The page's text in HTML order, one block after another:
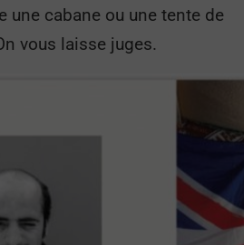
une cabane ou une tente de
vous laisse juges.